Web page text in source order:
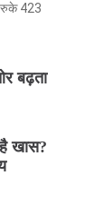
रुके 423
बढ़ता
खास?